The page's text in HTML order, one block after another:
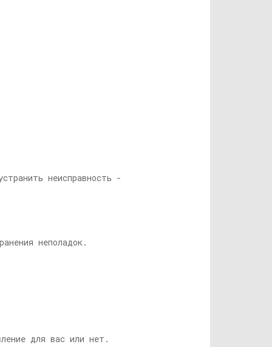
неисправность -
неполадок.
для вас или нет.